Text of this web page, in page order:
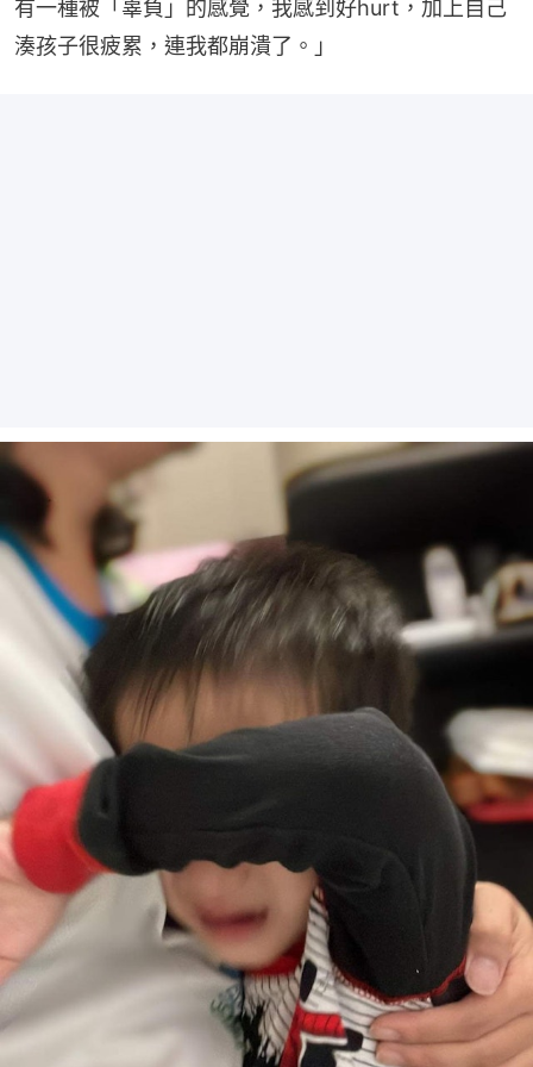
有一種被「辜負」的感覺，我感到好hurt，加上自己
湊孩子很疲累，連我都崩潰了。」